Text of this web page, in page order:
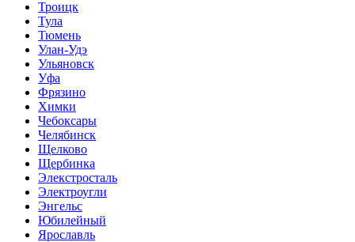
Троицк
Тула
Тюмень
Улан-Удэ
Ульяновск
Уфа
Фрязино
Химки
Чебоксары
Челябинск
Щелково
Щербинка
Элекстросталь
Электроугли
Энгельс
Юбилейный
Ярославль